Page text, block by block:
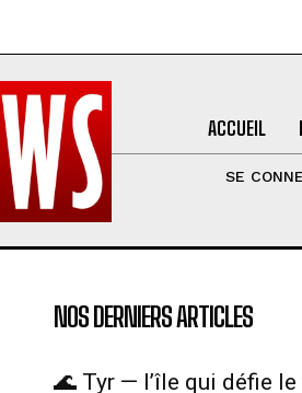
ACCUEIL
SE
NOS DERNIERS ARTICLES
🌊 Tyr — l’île qui défie